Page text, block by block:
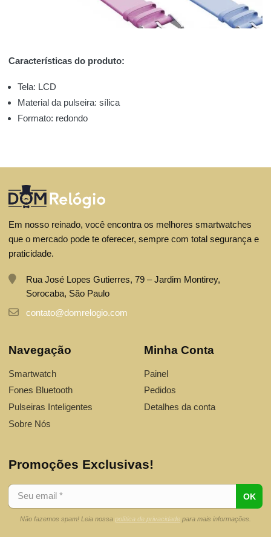
Características do produto:
Tela: LCD
Material da pulseira: sílica
Formato: redondo
Em nosso reinado, você encontra os melhores smartwatches
que o mercado pode te oferecer, sempre com total segurança e
praticidade.
Rua José Lopes Gutierres, 79 – Jardim Montirey,
Sorocaba, São Paulo
contato@domrelogio.com
Navegação
Smartwatch
Fones Bluetooth
Pulseiras Inteligentes
Sobre Nós
Minha Conta
Painel
Pedidos
Detalhes da conta
Promoções Exclusivas!
Não fazemos spam! Leia nossa política de privacidade para mais informações.